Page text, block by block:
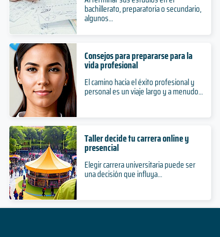
bachillerato, preparatoria o secundario,
algunos...
Consejos para prepararse para la
vida profesional
El camino hacia el éxito profesional y
personal es un viaje largo y a menudo...
Taller decide tu carrera online y
presencial
Elegir carrera universitaria puede ser
una decisión que influya...